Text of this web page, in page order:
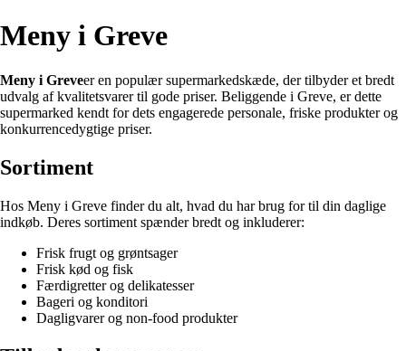
Meny i Greve
Meny i Greveer en populær supermarkedskæde, der tilbyder et bredt
udvalg af kvalitetsvarer til gode priser. Beliggende i Greve, er dette
supermarked kendt for dets engagerede personale, friske produkter og
konkurrencedygtige priser.
Sortiment
Hos Meny i Greve finder du alt, hvad du har brug for til din daglige
indkøb. Deres sortiment spænder bredt og inkluderer:
Frisk frugt og grøntsager
Frisk kød og fisk
Færdigretter og delikatesser
Bageri og konditori
Dagligvarer og non-food produkter